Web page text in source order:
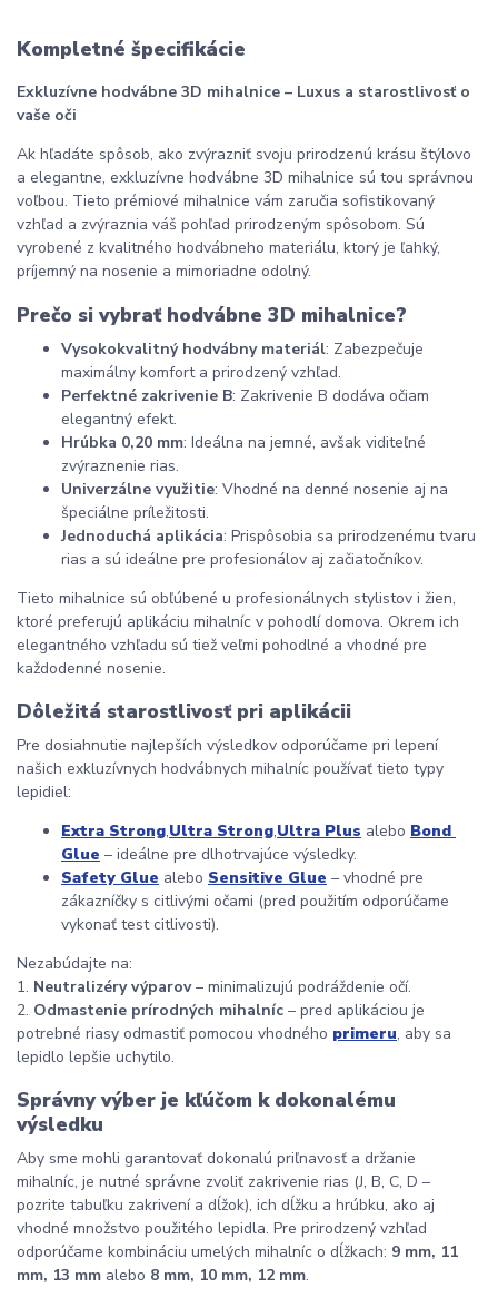
Kompletné špecifikácie
Exkluzívne hodvábne 3D mihalnice – Luxus a starostlivosť o
vaše oči
Ak hľadáte spôsob, ako zvýrazniť svoju prirodzenú krásu štýlovo
a elegantne, exkluzívne hodvábne 3D mihalnice sú tou správnou
voľbou. Tieto prémiové mihalnice vám zaručia sofistikovaný
vzhľad a zvýraznia váš pohľad prirodzeným spôsobom. Sú
vyrobené z kvalitného hodvábneho materiálu, ktorý je ľahký,
príjemný na nosenie a mimoriadne odolný.
Prečo si vybrať hodvábne 3D mihalnice?
Vysokokvalitný hodvábny materiál: Zabezpečuje
maximálny komfort a prirodzený vzhľad.
Perfektné zakrivenie B: Zakrivenie B dodáva očiam
elegantný efekt.
Hrúbka 0,20 mm: Ideálna na jemné, avšak viditeľné
zvýraznenie rias.
Univerzálne využitie: Vhodné na denné nosenie aj na
špeciálne príležitosti.
Jednoduchá aplikácia: Prispôsobia sa prirodzenému tvaru
rias a sú ideálne pre profesionálov aj začiatočníkov.
Tieto mihalnice sú obľúbené u profesionálnych stylistov i žien,
ktoré preferujú aplikáciu mihalníc v pohodlí domova. Okrem ich
elegantného vzhľadu sú tiež veľmi pohodlné a vhodné pre
každodenné nosenie.
Dôležitá starostlivosť pri aplikácii
Pre dosiahnutie najlepších výsledkov odporúčame pri lepení
našich exkluzívnych hodvábnych mihalníc používať tieto typy
lepidiel:
Extra Strong,Ultra Strong,Ultra Plus alebo Bond
Glue – ideálne pre dlhotrvajúce výsledky.
Safety Glue alebo Sensitive Glue – vhodné pre
zákazníčky s citlivými očami (pred použitím odporúčame
vykonať test citlivosti).
Nezabúdajte na:
1. Neutralizéry výparov – minimalizujú podráždenie očí.
2. Odmastenie prírodných mihalníc – pred aplikáciou je
potrebné riasy odmastiť pomocou vhodného primeru, aby sa
lepidlo lepšie uchytilo.
Správny výber je kľúčom k dokonalému
výsledku
Aby sme mohli garantovať dokonalú priľnavosť a držanie
mihalníc, je nutné správne zvoliť zakrivenie rias (J, B, C, D –
pozrite tabuľku zakrivení a dĺžok), ich dĺžku a hrúbku, ako aj
vhodné množstvo použitého lepidla. Pre prirodzený vzhľad
odporúčame kombináciu umelých mihalníc o dĺžkach: 9 mm, 11
mm, 13 mm alebo 8 mm, 10 mm, 12 mm.